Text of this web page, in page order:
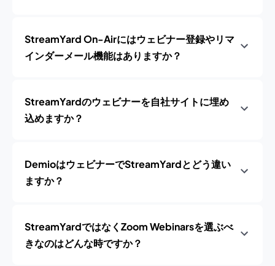
StreamYard On-Airにはウェビナー登録やリマ
インダーメール機能はありますか？
StreamYardのウェビナーを自社サイトに埋め
込めますか？
DemioはウェビナーでStreamYardとどう違い
ますか？
StreamYardではなくZoom Webinarsを選ぶべ
きなのはどんな時ですか？